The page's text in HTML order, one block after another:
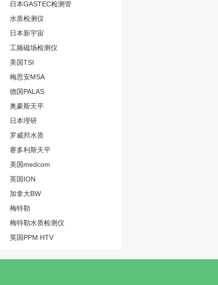
日本GASTEC检测管
水质检测仪
日本新宇宙
工频磁场检测仪
美国TSI
梅思安MSA
德国PALAS
奥豪斯天平
日本理研
罗威邦水质
赛多利斯天平
美国medcom
英国ION
加拿大BW
梅特勒
梅特勒水质检测仪
英国PPM HTV